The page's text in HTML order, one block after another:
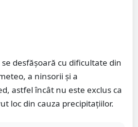
desfășoară cu dificultate din
a ninsorii și a
astfel încât nu este exclus ca
loc din cauza precipitațiilor.